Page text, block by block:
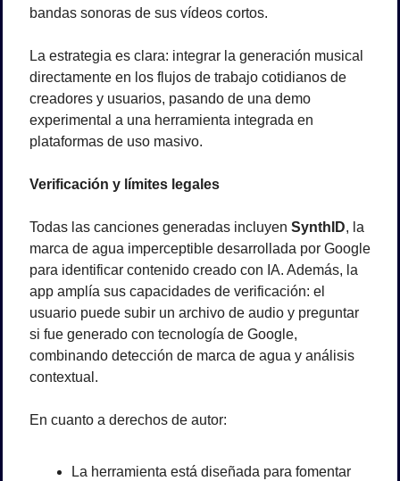
bandas sonoras de sus vídeos cortos.
La estrategia es clara: integrar la generación musical
directamente en los flujos de trabajo cotidianos de
creadores y usuarios, pasando de una demo
experimental a una herramienta integrada en
plataformas de uso masivo.
Verificación y límites legales
Todas las canciones generadas incluyen SynthID, la
marca de agua imperceptible desarrollada por Google
para identificar contenido creado con IA. Además, la
app amplía sus capacidades de verificación: el
usuario puede subir un archivo de audio y preguntar
si fue generado con tecnología de Google,
combinando detección de marca de agua y análisis
contextual.
En cuanto a derechos de autor:
La herramienta está diseñada para fomentar